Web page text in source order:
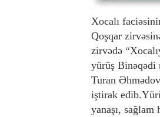
Xocalı
Qoşqar
zirvədə
yürüş Binəqədi
Turan
iştirak
yanaşı,